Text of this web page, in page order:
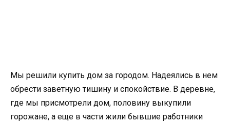
Мы решили купить дом за городом. Надеялись в нем
обрести заветную тишину и спокойствие. В деревне,
где мы присмотрели дом, половину выкупили
горожане, а еще в части жили бывшие работники